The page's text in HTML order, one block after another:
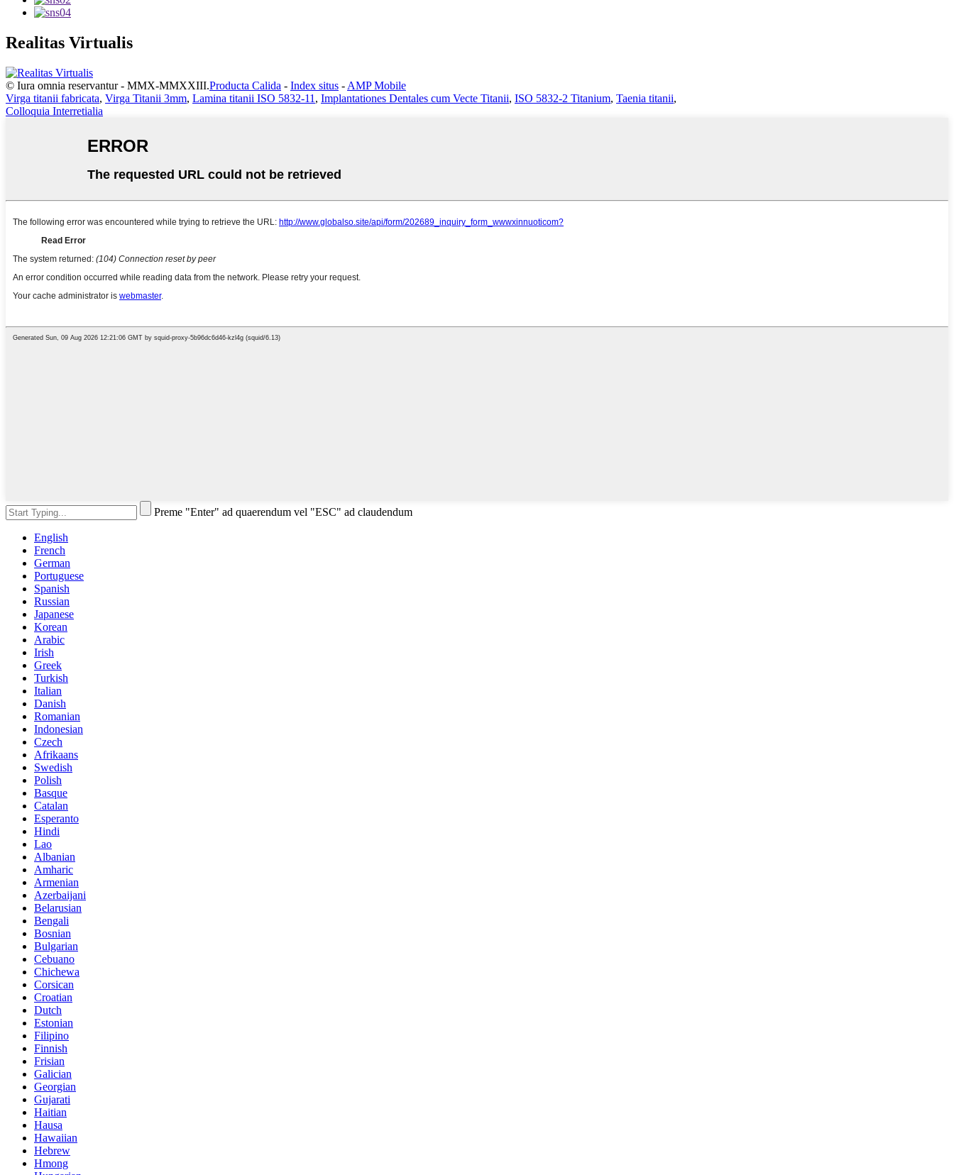
Realitas Virtualis
© Iura omnia reservantur - MMX-MMXXIII.Producta Calida - Index situs - AMP Mobile
Virga titanii fabricata, Virga Titanii 3mm, Lamina titanii ISO 5832-11 , Implantationes Dentales cum Vecte Titanii, ISO 5832-2 Titanium, Taenia titanii,
Colloquia Interretialia
Preme "Enter" ad quaerendum vel "ESC" ad claudendum
English
French
German
Portuguese
Spanish
Russian
Japanese
Korean
Arabic
Irish
Greek
Turkish
Italian
Danish
Romanian
Indonesian
Czech
Afrikaans
Swedish
Polish
Basque
Catalan
Esperanto
Hindi
Lao
Albanian
Amharic
Armenian
Azerbaijani
Belarusian
Bengali
Bosnian
Bulgarian
Cebuano
Chichewa
Corsican
Croatian
Dutch
Estonian
Filipino
Finnish
Frisian
Galician
Georgian
Gujarati
Haitian
Hausa
Hawaiian
Hebrew
Hmong